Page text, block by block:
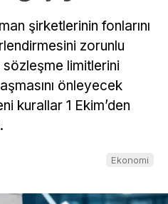
şirketlerinin fonlarını
zorunlu
sözleşme limitlerini
önleyecek
kurallar 1 Ekim’den
Ekonomi